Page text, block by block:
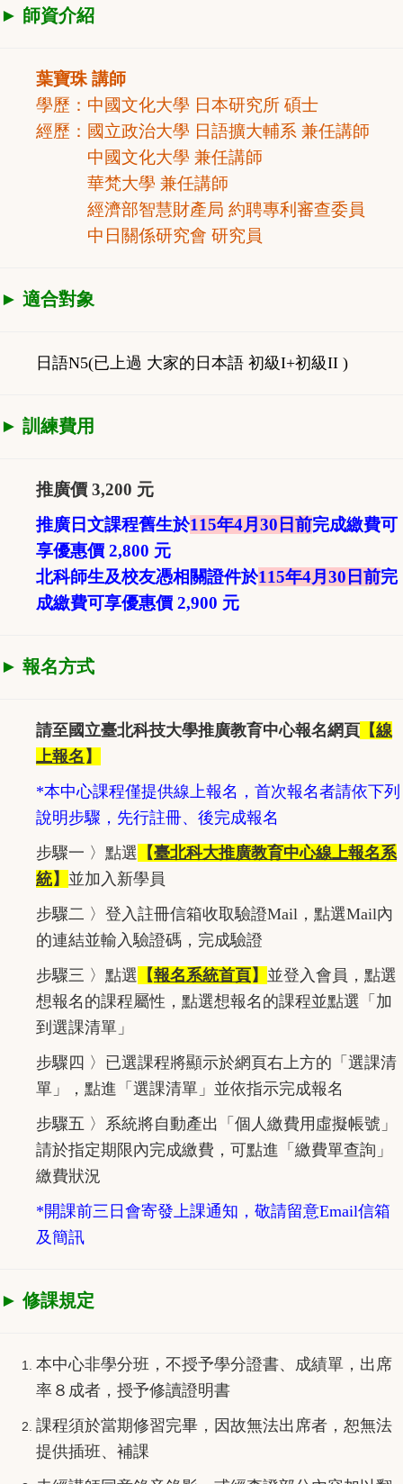
► 師資介紹
葉寶珠 講師
學歷：中國文化大學 日本研究所 碩士
經歷：國立政治大學 日語擴大輔系 兼任講師
中國文化大學 兼任講師
華梵大學 兼任講師
經濟部智慧財產局 約聘專利審查委員
中日關係研究會 研究員
► 適合對象
日語N5(已上過 大家的日本語 初級I+初級II )
► 訓練費用
推廣價 3,200 元
推廣日文課程舊生於115年4月30日前完成繳費可
享優惠價 2,800 元
北科師生及校友憑相關證件於115年4月30日前完
成繳費可享優惠價 2,900 元
► 報名方式
請至國立臺北科技大學推廣教育中心報名網頁 【線
上報名 】
*本中心課程僅提供線上報名，首次報名者請依下列
說明步驟，先行註冊、後完成報名
步驟一 〉點選 【臺北科大推廣教育中心線上報名系
統】 並加入新學員
步驟二 〉登入註冊信箱收取驗證Mail，點選Mail內
的連結並輸入驗證碼，完成驗證
步驟三 〉點選 【報名系統首頁】 並登入會員，點選
想報名的課程屬性，點選想報名的課程並點選「加
到選課清單」
步驟四 〉已選課程將顯示於網頁右上方的「選課清
單」，點進「選課清單」並依指示完成報名
步驟五 〉系統將自動產出「個人繳費用虛擬帳號」
請於指定期限內完成繳費，可點進「繳費單查詢」
繳費狀況
*開課前三日會寄發上課通知，敬請留意Email信箱
及簡訊
► 修課規定
本中心非學分班，不授予學分證書、成績單，出席
率８成者，授予修讀證明書
課程須於當期修習完畢，因故無法出席者，恕無法
提供插班、補課